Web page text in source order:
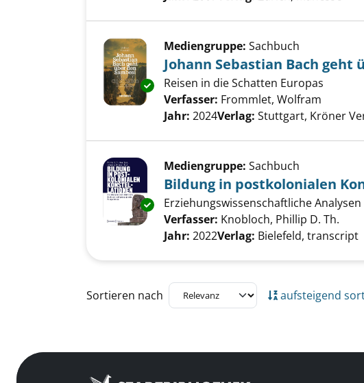
Exemplar-Details von Johann Sebastian
Mediengruppe: Sachbuch
Johann Sebastian Bach geht
Reisen in die Schatten Europas
Verfasser: Frommlet, Wolfram
Jahr: 2024Verlag: Stuttgart, Kröner
Exemplar-Details von Bildung in
Mediengruppe: Sachbuch
Bildung in postkolonialen
Erziehungswissenschaftliche
Verfasser: Knobloch, Phillip D. Th.
Jahr: 2022Verlag: Bielefeld, transcript
Zu den Suchfiltern springen
Sortieren nach aufsteigend